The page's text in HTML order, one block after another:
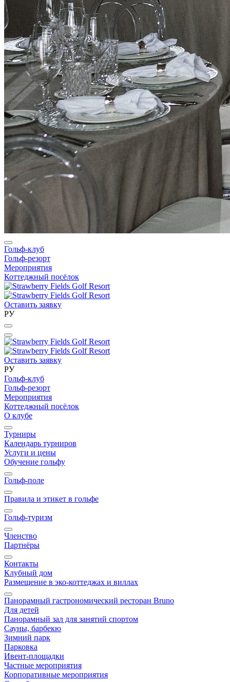
Гольф-клуб
Гольф-резорт
Мероприятия
Коттеджный посёлок
Оставить заявку
РУ
Оставить заявку
РУ
Гольф-клуб
Гольф-резорт
Мероприятия
Коттеджный посёлок
О клубе
Турниры
Календарь турниров
Услуги и цены
Обучение гольфу
Гольф-поле
Правила и этикет в гольфе
Гольф-туризм
Членство
Партнёры
Контакты
Клубный дом
Размещение в эко-коттеджах и виллах
Панорамный гастрономический ресторан Bruno
Для детей
Панорамный зал для занятий спортом
Сауны, барбекю
Зимний парк
Парковка
Ивент-площадки
Частные мероприятия
Корпоративные мероприятия